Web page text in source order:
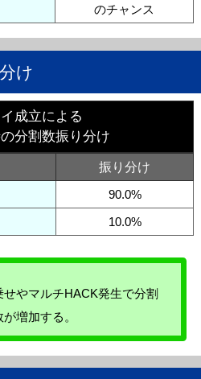
のチャンス
け
成立による
分割数振り分け
振り分け
90.0%
10.0%
やマルチHACK発生で分割
増加する。